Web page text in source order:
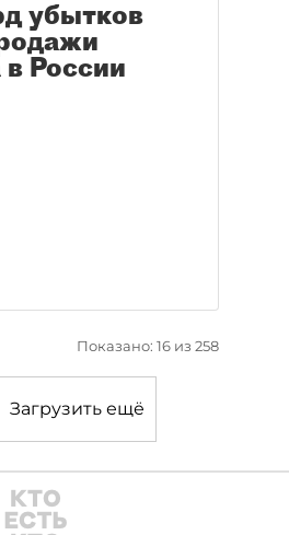
убытков
России
Показано: 16 из 258
Загрузить ещё